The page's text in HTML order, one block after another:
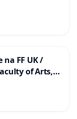
FF UK /
of Arts,